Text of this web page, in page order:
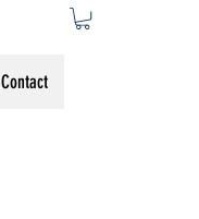
Contact